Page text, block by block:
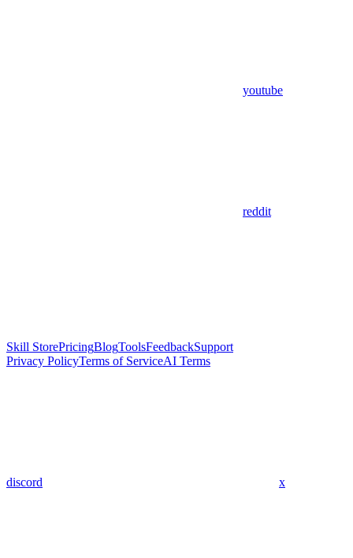
youtube
reddit
Skill StorePricingBlogToolsFeedbackSupport
Privacy PolicyTerms of ServiceAI Terms
discord x